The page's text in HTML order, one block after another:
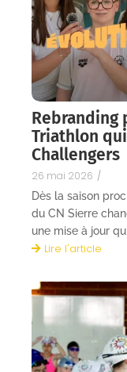
Rebranding
Triathlon
Challengers
26 mai 2026 /
Dès la saison
du CN Sierre
une mise à jour
Lire l'article